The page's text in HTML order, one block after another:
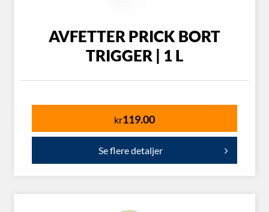
AVFETTER PRICK BORT
TRIGGER | 1 L
kr119.00
Se flere detaljer